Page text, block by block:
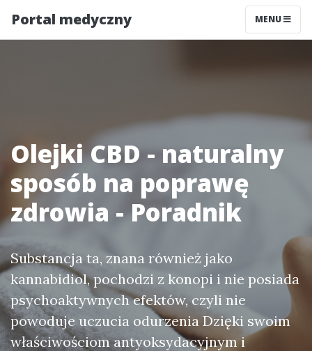
Portal medyczny MENU
Olejki CBD - naturalny
sposób na poprawę
zdrowia - Poradnik
Substancja ta, znana również jako
kannabidiol, pochodzi z konopi i nie posiada
psychoaktywnych efektów, czyli nie
powoduje uczucia odurzenia Dzięki swoim
właściwościom antyoksydacyjnym i